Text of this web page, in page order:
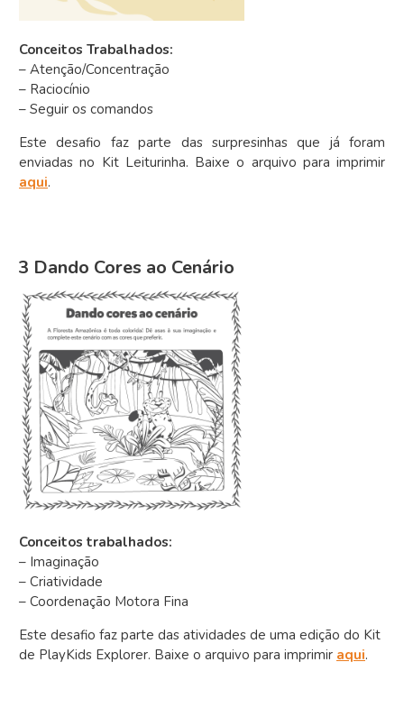
Conceitos Trabalhados:
– Atenção/Concentração
– Raciocínio
– Seguir os comandos
Este desafio faz parte das surpresinhas que já foram
enviadas no Kit Leiturinha. Baixe o arquivo para imprimir
aqui.
3 Dando Cores ao Cenário
Conceitos trabalhados:
– Imaginação
– Criatividade
– Coordenação Motora Fina
Este desafio faz parte das atividades de uma edição do Kit
de PlayKids Explorer. Baixe o arquivo para imprimir aqui.